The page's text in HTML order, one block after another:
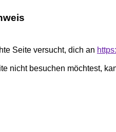
Seite versucht, dich an
nicht besuchen möchtest,